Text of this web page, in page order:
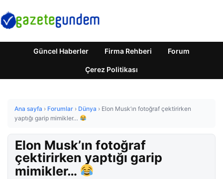
Güncel Haberler Firma Rehberi Forum
Çerez Politikası
Ana sayfa › Forumlar › Dünya › Elon Musk’ın fotoğraf çektirirken
yaptığı garip mimikler…
Elon Musk’ın fotoğraf
çektirirken yaptığı garip
mimikler…